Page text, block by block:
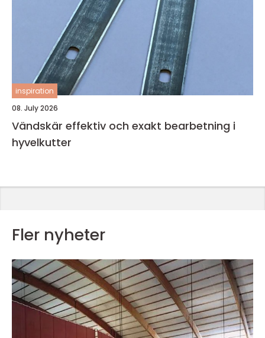
inspiration
08. July 2026
Vändskär effektiv och exakt bearbetning i
hyvelkutter
Fler nyheter